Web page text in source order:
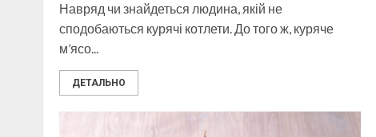
Навряд чи знайдеться людина, якій не
сподобаються курячі котлети. До того ж, куряче
м’ясо...
ДЕТАЛЬНО